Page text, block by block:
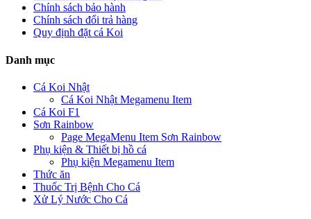
Chính sách bảo hành
Chính sách đổi trả hàng
Quy định đặt cá Koi
Danh mục
Cá Koi Nhật
Cá Koi Nhật Megamenu Item
Cá Koi F1
Sơn Rainbow
Page MegaMenu Item Sơn Rainbow
Phụ kiện & Thiết bị hồ cá
Phụ kiện Megamenu Item
Thức ăn
Thuốc Trị Bệnh Cho Cá
Xử Lý Nước Cho Cá